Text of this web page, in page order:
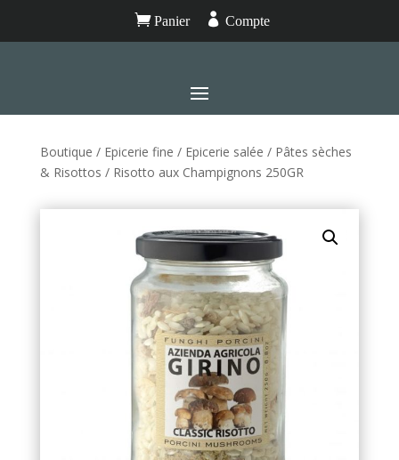
Panier  Compte
Boutique / Epicerie fine / Epicerie salée / Pâtes sèches
& Risottos / Risotto aux Champignons 250GR